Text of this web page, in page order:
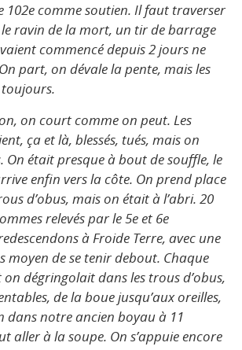
102e comme soutien. Il faut traverser
ravin de la mort, un tir de barrage
commencé depuis 2 jours ne
part, on dévale la pente, mais les
on court comme on peut. Les
ça et là, blessés, tués, mais on
était presque à bout de souffle, le
enfin vers la côte. On prend place
d’obus, mais on était à l’abri. 20
relevés par le 5e et 6e
à Froide Terre, avec une
moyen de se tenir debout. Chaque
on dégringolait dans les trous d’obus,
de la boue jusqu’aux oreilles,
dans notre ancien boyau à 11
aller à la soupe. On s’appuie encore